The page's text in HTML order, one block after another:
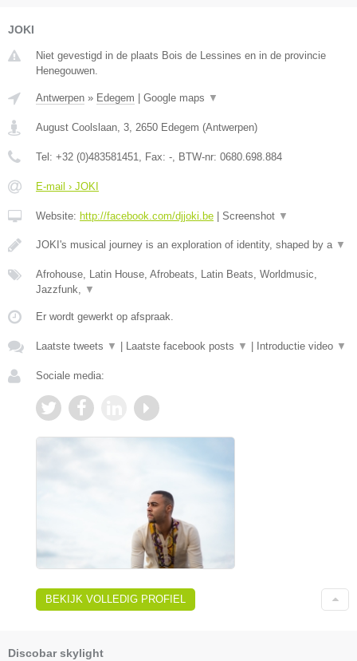
JOKI
Niet gevestigd in de plaats Bois de Lessines en in de provincie
Henegouwen.
Antwerpen » Edegem | Google maps ▼
August Coolslaan, 3 2650 Edegem (Antwerpen)
Tel: +32 (0)483581451 , Fax: - , BTW-nr: 0680.698.884
E-mail › JOKI
Website: http://facebook.com/djjoki.be | Screenshot ▼
JOKI's musical journey is an exploration of identity, shaped by a ▼
Afrohouse, Latin House, Afrobeats, Latin Beats, Worldmusic,
Jazzfunk,
▼
Er wordt gewerkt op afspraak.
Laatste tweets ▼ | Laatste facebook posts ▼ | Introductie video ▼
Sociale media:
BEKIJK VOLLEDIG PROFIEL
Discobar skylight